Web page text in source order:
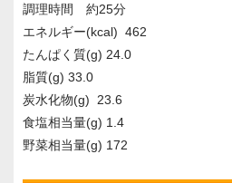
調理時間 約25分
エネルギー(kcal) 462
たんぱく質(g) 24.0
脂質(g) 33.0
炭水化物(g) 23.6
食塩相当量(g) 1.4
野菜相当量(g) 172